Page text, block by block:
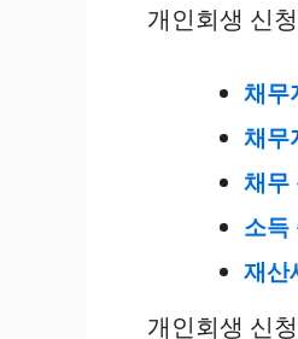
개인회생 신
채무
채무
채무
소득
재산
개인회생 신